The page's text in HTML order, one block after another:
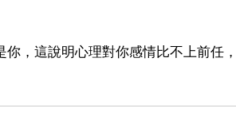
，這說明心理對你感情比不上前任